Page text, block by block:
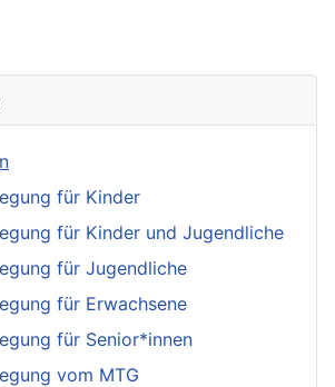
für Kinder
für Kinder und Jugendliche
für Jugendliche
für Erwachsene
für Senior*innen
vom MTG